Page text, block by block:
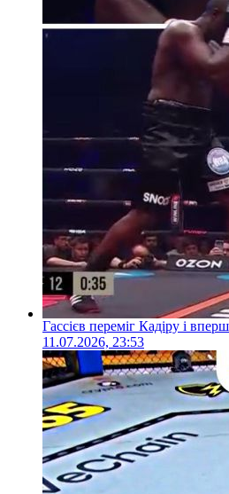
Гассієв переміг Кадіру і
11.07.2026, 23:53